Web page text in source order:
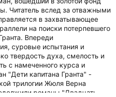
Читатель вслед за отважными
в захватывающее
на поиски потерпевшего
Впереди
суровые испытания и
твердость духа, смелость и
с намеченного курса и
"Дети капитана Гранта" -
трилогии Жюля Верна
романы "Двадцать